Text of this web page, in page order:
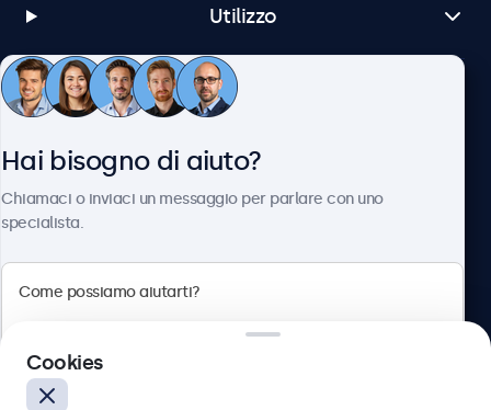
Utilizzo
Servizio Clienti
Hai bisogno di aiuto?
Chiamaci o inviaci un messaggio per parlare con uno
specialista.
Cookies